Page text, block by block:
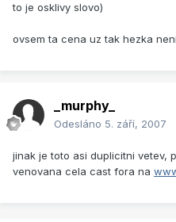
to je osklivy slovo)
ovsem ta cena uz tak hezka
_murphy_
Odesláno 5. září, 2007
jinak je toto asi duplicitni vetev,
venovana cela cast fora na